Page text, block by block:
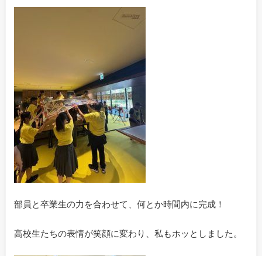
部員と卒業生の力を合わせて、何とか時間内に完成！
高校生たちの表情が笑顔に変わり、私もホッとしました。